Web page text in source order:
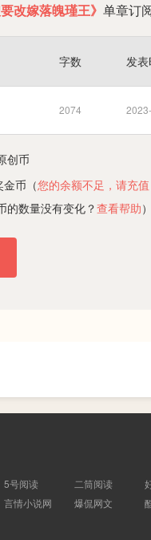
改嫁落魄瑾王》 单章订
字数 发
2074
创币
金币（您的余额不足，请充
的数量没有变化？查看帮助
5号阅读 二筒阅读
言情小说网 爆侃网文